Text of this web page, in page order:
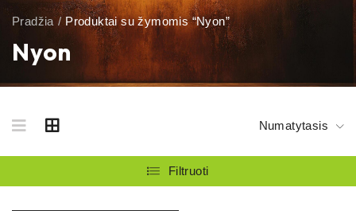
Nyon
Pradžia / Produktai su žymomis “Nyon”
Numatytasis
Filtruoti